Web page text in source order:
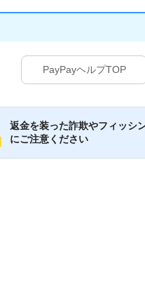
PayPayヘルプTOP
返金を装った詐欺やフィッシ
にご注意ください